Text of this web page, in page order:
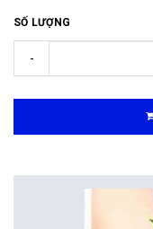
SỐ LƯỢNG
-